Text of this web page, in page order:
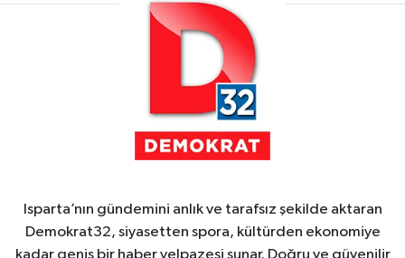
Isparta’nın gündemini anlık ve tarafsız şekilde aktaran
Demokrat32, siyasetten spora, kültürden ekonomiye